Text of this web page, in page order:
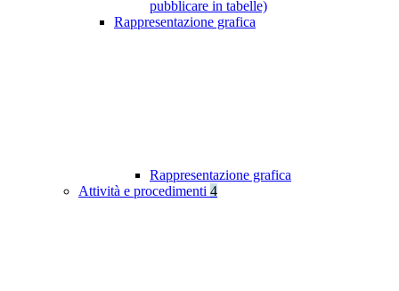
pubblicare in tabelle)
Rappresentazione grafica
Rappresentazione grafica
Attività e procedimenti 4